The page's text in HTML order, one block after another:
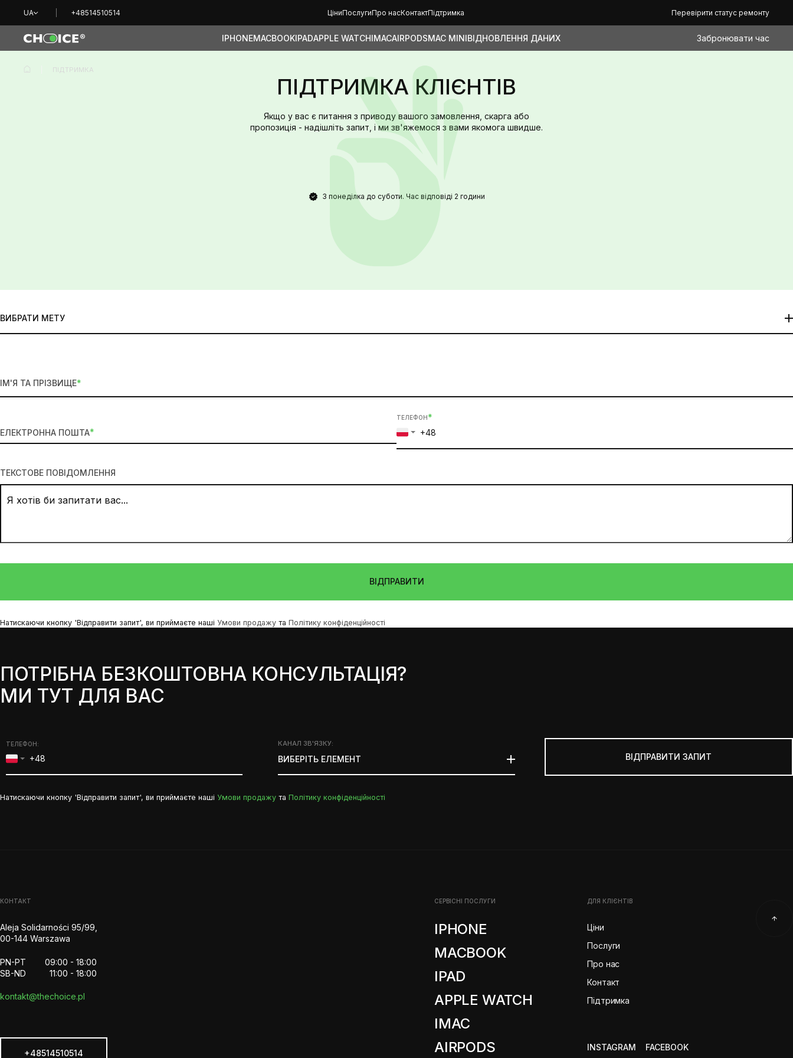
UA +48514510514 ЦіниПослугиПро насКонтактПідтримка Перевірити статус ремонту
IPHONEMACBOOKIPADAPPLE WATCHIMACAIRPODSMAC MINIВІДНОВЛЕННЯ ДАНИХ Забронювати час
ПІДТРИМКА
ПІДТРИМКА КЛІЄНТІВ
Якщо у вас є питання з приводу вашого замовлення, скарга або
пропозиція - надішліть запит, і ми зв'яжемося з вами якомога швидше.
З понеділка до суботи. Час відповіді 2 години
ВИБРАТИ МЕТУ
ІМ'Я ТА ПРІЗВИЩЕ*
ЕЛЕКТРОННА ПОШТА*
ТЕЛЕФОН*
ТЕКСТОВЕ ПОВІДОМЛЕННЯ
ВІДПРАВИТИ
Натискаючи кнопку 'Відправити запит', ви приймаєте наші Умови продажу та Політику конфіденційності
ПОТРІБНА БЕЗКОШТОВНА КОНСУЛЬТАЦІЯ?
МИ ТУТ ДЛЯ ВАС
ТЕЛЕФОН: КАНАЛ ЗВ'ЯЗКУ:
ВИБЕРІТЬ ЕЛЕМЕНТ ВІДПРАВИТИ ЗАПИТ
Натискаючи кнопку 'Відправити запит', ви приймаєте наші Умови продажу та Політику конфіденційності
КОНТАКТ
Aleja Solidarności 95/99,
00-144 Warszawa
PN-PT
09:00 - 18:00
SB-ND
11:00 - 18:00
kontakt@thechoice.pl
+48514510514
СЕРВІСНІ ПОСЛУГИ
IPHONE
MACBOOK
IPAD
APPLE WATCH
IMAC
AIRPODS
ДЛЯ КЛІЄНТІВ
Ціни
Послуги
Про нас
Контакт
Підтримка
INSTAGRAM FACEBOOK